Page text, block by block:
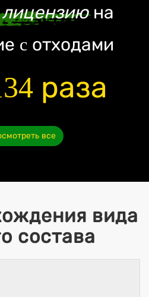
лицензиюна
c отходами
раза
все
вида
состава